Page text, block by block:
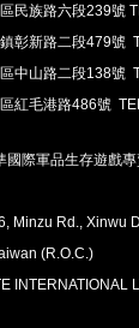
安心購買
100％付款保護
退貨政策
全球配送
我們將運送至
民族路六段239號
彰新路二段479號
中山路二段138號
紅毛港路486號
4202763 03-
際軍品生存遊戲專
Minzu Rd., Xinwu
(R.O.C.)
INTERNATIONAL